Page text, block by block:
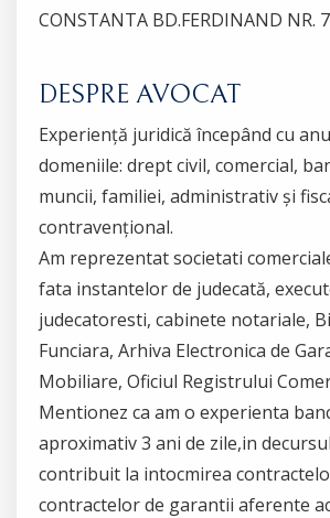
CONSTANTA BD.FERDINAND NR. 7
DESPRE AVOCAT
Experiență juridică începând cu
domeniile: drept civil, comercial,
muncii, familiei, administrativ și
contravențional.
Am reprezentat societati
fata instantelor de judecată,
judecatoresti, cabinete notariale,
Funciara, Arhiva Electronica de
Mobiliare, Oficiul Registrului
Mentionez ca am o experienta
aproximativ 3 ani de zile,in
contribuit la intocmirea
contractelor de garantii aferente